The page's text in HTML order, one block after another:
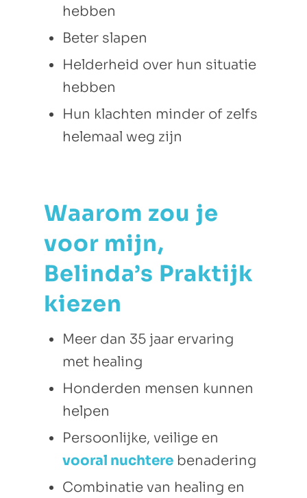
hebben
Beter slapen
Helderheid over hun situatie
hebben
Hun klachten minder of zelfs
helemaal weg zijn
Waarom zou je
voor mijn,
Belinda’s Praktijk
kiezen
Meer dan 35 jaar ervaring
met healing
Honderden mensen kunnen
helpen
Persoonlijke, veilige en
vooral nuchterebenadering
Combinatie van healing en